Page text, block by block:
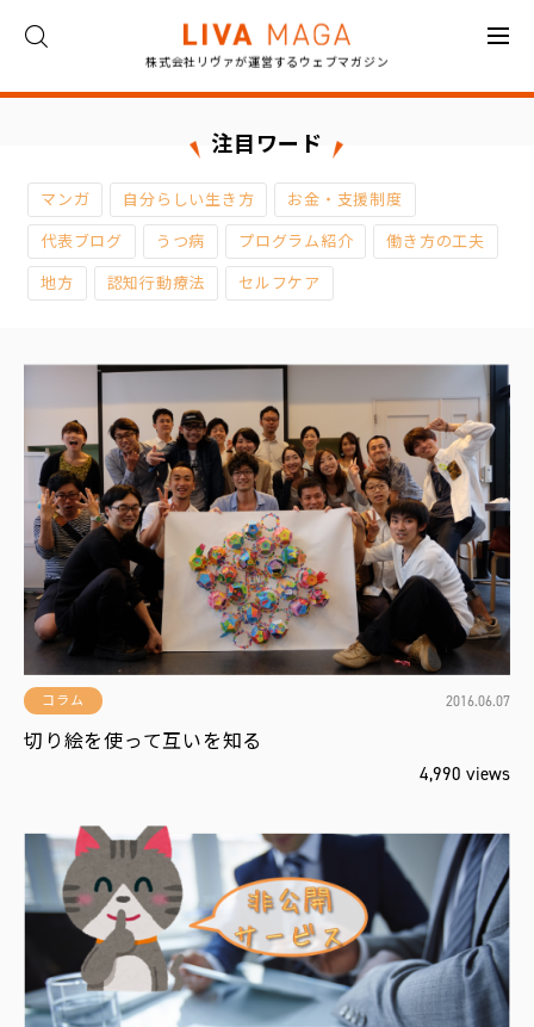
株式会社リヴァが運営するウェブマガジン
ト
ラ
ム
対
ュ
ー
お
役
立
ち
編
集
部
お
す
め
注目ワード
マンガ 自分らしい生き方 お金・支援制度
代表ブログ うつ病 プログラム紹介 働き方の工夫
地方 認知行動療法 セルフケア
コラム 2016.06.07
切り絵を使って互いを知る
4,990 views